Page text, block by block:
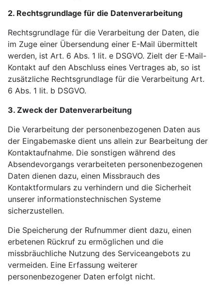
2. Rechtsgrundlage für die Datenverarbeitung
Rechtsgrundlage für die Verarbeitung der Daten, die
im Zuge einer Übersendung einer E-Mail übermittelt
werden, ist Art. 6 Abs. 1 lit. e DSGVO. Zielt der E-Mail-
Kontakt auf den Abschluss eines Vertrages ab, so ist
zusätzliche Rechtsgrundlage für die Verarbeitung Art.
6 Abs. 1 lit. b DSGVO.
3. Zweck der Datenverarbeitung
Die Verarbeitung der personenbezogenen Daten aus
der Eingabemaske dient uns allein zur Bearbeitung der
Kontaktaufnahme. Die sonstigen während des
Absendevorgangs verarbeiteten personenbezogenen
Daten dienen dazu, einen Missbrauch des
Kontaktformulars zu verhindern und die Sicherheit
unserer informationstechnischen Systeme
sicherzustellen.
Die Speicherung der Rufnummer dient dazu, einen
erbetenen Rückruf zu ermöglichen und die
missbräuchliche Nutzung des Serviceangebots zu
vermeiden. Eine Erfassung weiterer
personenbezogener Daten erfolgt nicht.